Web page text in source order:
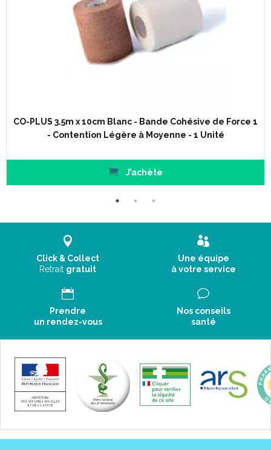
CO-PLUS 3.5m x 10cm Blanc - Bande Cohésive de Force 1
- Contention Légère à Moyenne - 1 Unité
J’achète
Click & Collect
Retrait gratuit
Une équipe
à votre service
Prendre
un rendez-vous
Nos conseils
santé